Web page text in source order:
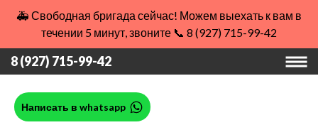
🚑 Свободная бригада сейчас! Можем выехать к вам в
течении 5 минут, звоните 📞 8 (927) 715-99-42
8 (927) 715-99-42
Написать в whatsapp